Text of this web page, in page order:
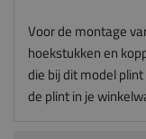
Voor de montage
hoekstukken en
die bij dit model
de plint in je